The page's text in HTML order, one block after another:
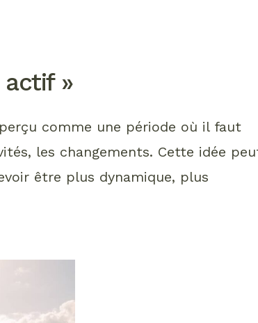
»
comme une période où il faut
les changements. Cette idée
être plus dynamique, plus